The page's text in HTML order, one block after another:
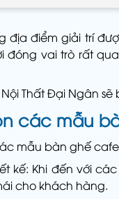
địa điểm giải trí
đóng vai trò rất
Thất Đại Ngân
các mẫu
mẫu bàn ghế
kế: Khi đến với
cho khách hàng.